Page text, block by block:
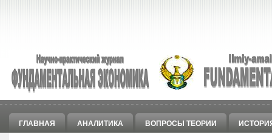
ГЛАВНАЯ АНАЛИТИКА ВОПРОСЫ ТЕОРИИ